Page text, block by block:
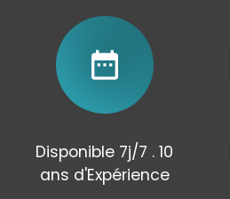
date_range
Disponible 7j/7 . 10
ans d'Expérience